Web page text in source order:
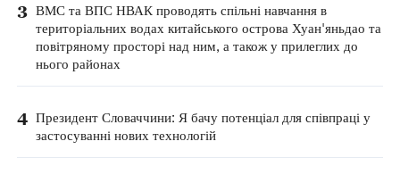
3 ВМС та ВПС НВАК проводять спільні навчання в
територіальних водах китайського острова Хуан'яньдао та
повітряному просторі над ним, а також у прилеглих до
нього районах
4 Президент Словаччини: Я бачу потенціал для співпраці у
застосуванні нових технологій